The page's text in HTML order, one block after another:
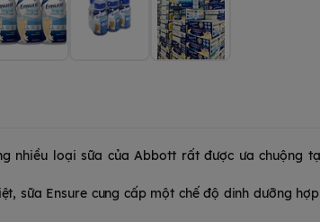
nhiều loại sữa của Abbott rất được ưa chuộng
sữa Ensure cung cấp một chế độ dinh dưỡng